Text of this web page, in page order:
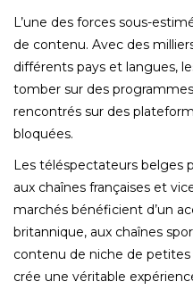
L’une des forces sous-
de contenu. Avec des
différents pays et langues,
tomber sur des programmes
rencontrés sur des
bloquées.
Les téléspectateurs belges
aux chaînes françaises et
marchés bénéficient d’un
britannique, aux chaînes
contenu de niche de petites
crée une véritable